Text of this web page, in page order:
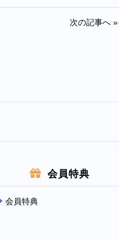
次の記事へ »
会員特典
会員特典